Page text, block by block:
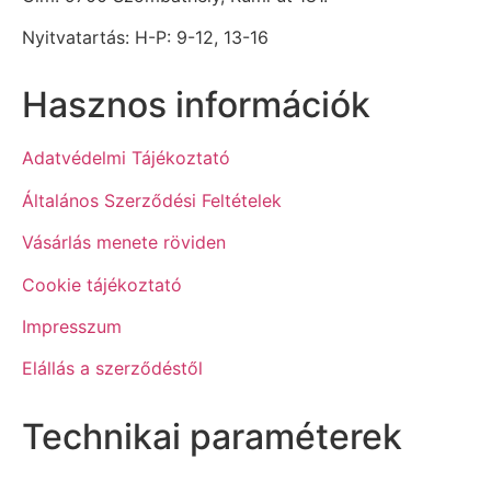
Nyitvatartás: H-P: 9-12, 13-16
Hasznos információk
Adatvédelmi Tájékoztató
Általános Szerződési Feltételek
Vásárlás menete röviden
Cookie tájékoztató
Impresszum
Elállás a szerződéstől
Technikai paraméterek